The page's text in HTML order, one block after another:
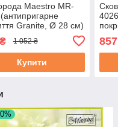
Maestro MR-
Granite, Ø 28 см)
1 052 ₴
Купити
857